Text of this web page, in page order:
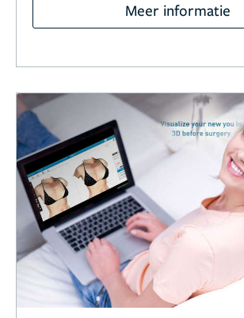
Meer informatie